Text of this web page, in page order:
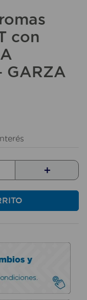
con
GARZA
＋